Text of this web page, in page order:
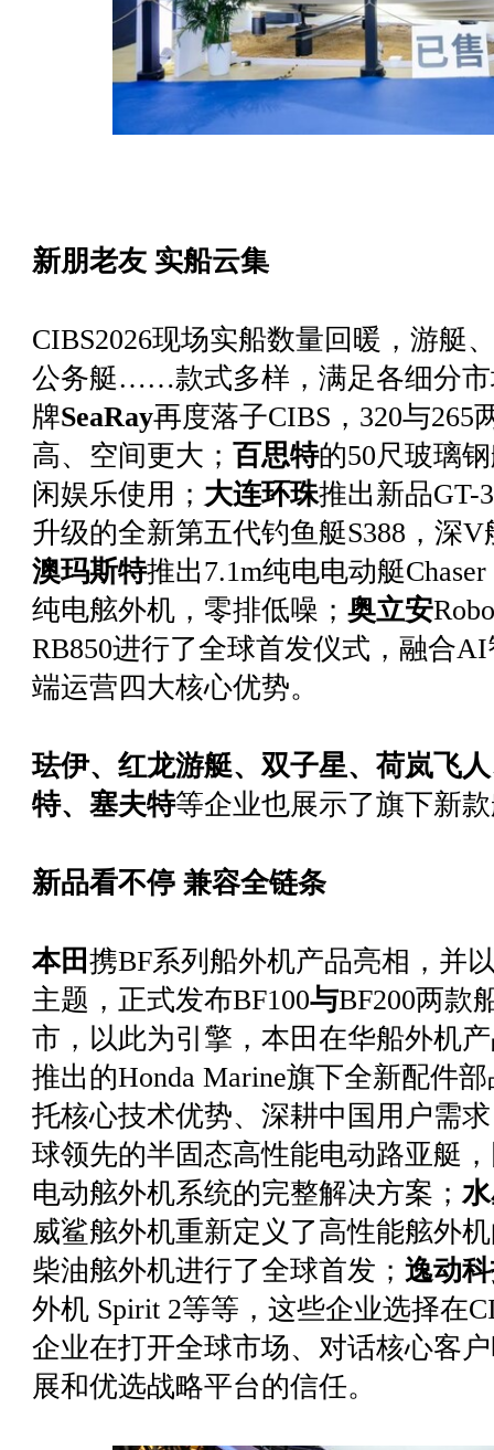
新朋老友 实船云集
CIBS2026现场实船数量回暖，游艇
公务艇……款式多样，满足各细分市
牌SeaRay再度落子CIBS，320与
高、空间更大；百思特的50尺玻璃
闲娱乐使用； 大连环珠推出新品GT-
升级的全新第五代钓鱼艇S388，深
澳玛斯特推出7.1m纯电电动艇
纯电舷外机，零排低噪；奥立安
RB850进行了全球首发仪式，融合
端运营四大核心优势。
珐伊、红龙游艇、双子星、荷岚飞
特、塞夫特等企业也展示了旗下新
新品看不停 兼容全链条
本田携BF系列船外机产品亮相 ，并
主题，正式发布BF100与BF200两款
市，以此为引擎，本田在华船外机
推出的Honda Marine旗下全新配件
托核心技术优势、深耕中国用户需
球领先的半固态高性能电动路亚艇
电动舷外机系统的完整解决方案；
威鲨舷外机重新定义了高性能舷外
柴油舷外机进行了全球首发；逸动
外机 Spirit 2等等，这些企业选择在
企业在打开全球市场、对话核心客
展和优选战略平台的信任。